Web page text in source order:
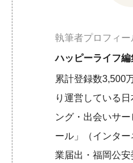
執筆者プロフィー
ハッピーライフ編
累計登録数3,500
り運営している
ング・出会いサ
ール」（インタ
業届出・福岡公